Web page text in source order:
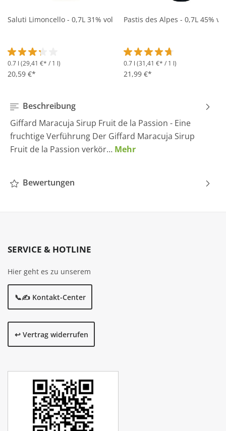
Saluti Limoncello - 0,7L 31% vol
Durchschnittliche Bewertung von 3.2 von 5 Sternen
0.7 l (29,41 €* / 1 l)
20,59 €*
Pastis des Alpes - 0,7L 45% vol
Durchschnittliche
0.7 l (31,41 €* / 1 l)
21,99 €*
Beschreibung
Giffard Maracuja Sirup Fruit de la Passion - Eine
fruchtige Verführung Der Giffard Maracuja Sirup
Fruit de la Passion verkör… Mehr
Bewertungen
SERVICE & HOTLINE
Hier geht es zu unserem
📞✍️ Kontakt-Center
↩️ Vertrag widerrufen